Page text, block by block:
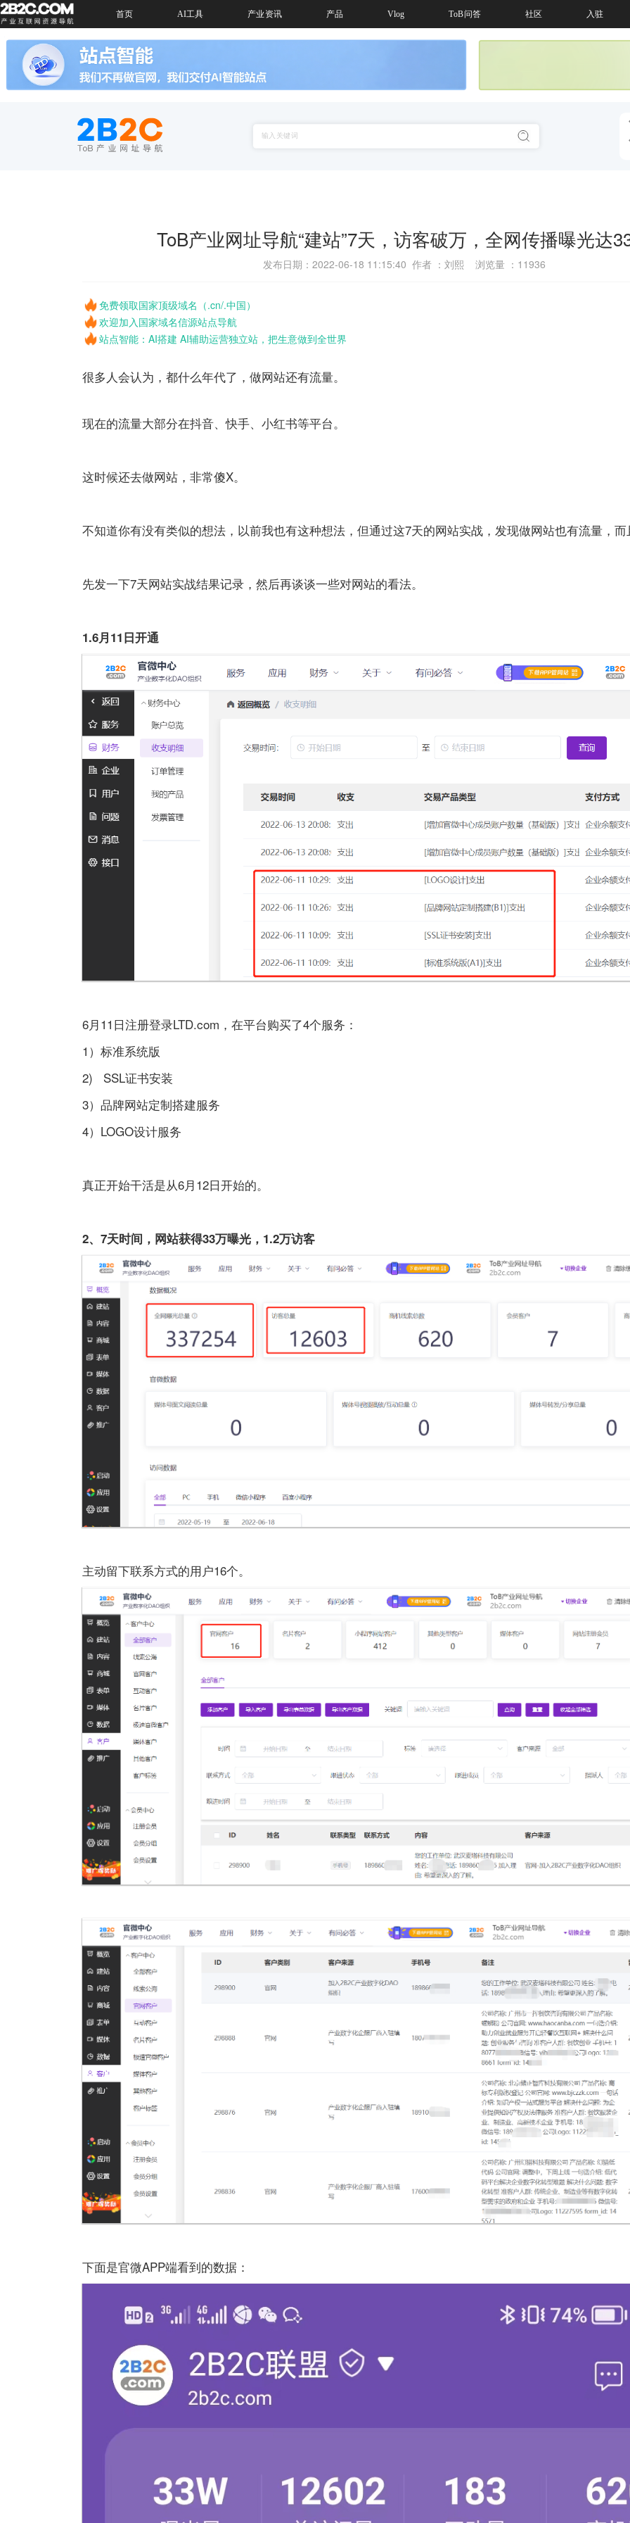
首页 AI工具 产业资讯 产品 Vlog ToB问答 社区 入驻
ToB产业网址导航“建站”7天，访客破万，全网传播曝光达
发布日期：2022-06-18 11:15:40 作者 ：刘熙 浏览量 ： 11936
免费领取国家顶级域名（.cn/.中国）
欢迎加入国家域名信源站点导航
站点智能：AI搭建 AI辅助运营独立站，把生意做到全世界
很多人会认为，都什么年代了， 做网站还有流量。
现在的流量大部分在抖音、快手、小红书等平台。
这时候还去做网站 ，非常傻X。
不知道你有没有类似的想法，以前我也有这种想法，但通过这7天的网站实战，发现做网站也有流量，
先发一下7天网站实战结果记录，然后再谈谈一些对网站的看法。
1.6月11日开通
6月11日注册登录LTD.com，在平台购买了4个服务：
1）标准系统版
2) SSL证书安装
3）品牌网站定制搭建服务
4）LOGO设计服务
真正开始干活是从6月12日开始的。
2、7天时间， 网站获得33万曝光，1.2万访客
主动留下联系方式的用户16个。
下面是官微APP端看到的数据：